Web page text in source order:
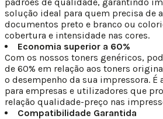
solução ideal para quem precisa de
documentos preto e branco ou
cobertura e intensidade nas cores.
Economia superior a 60%
Com os nossos toners genéricos,
de 60% em relação aos toners
o desempenho da sua impressora. É
para empresas e utilizadores que
relação qualidade-preço nas
Compatibilidade Garantida